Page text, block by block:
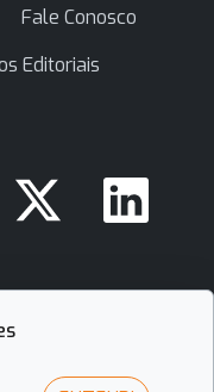
Fale Conosco
Editoriais